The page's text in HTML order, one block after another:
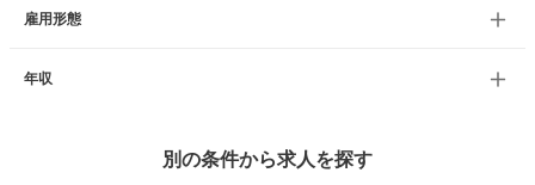
雇用形態
年収
別の条件から求人を探す